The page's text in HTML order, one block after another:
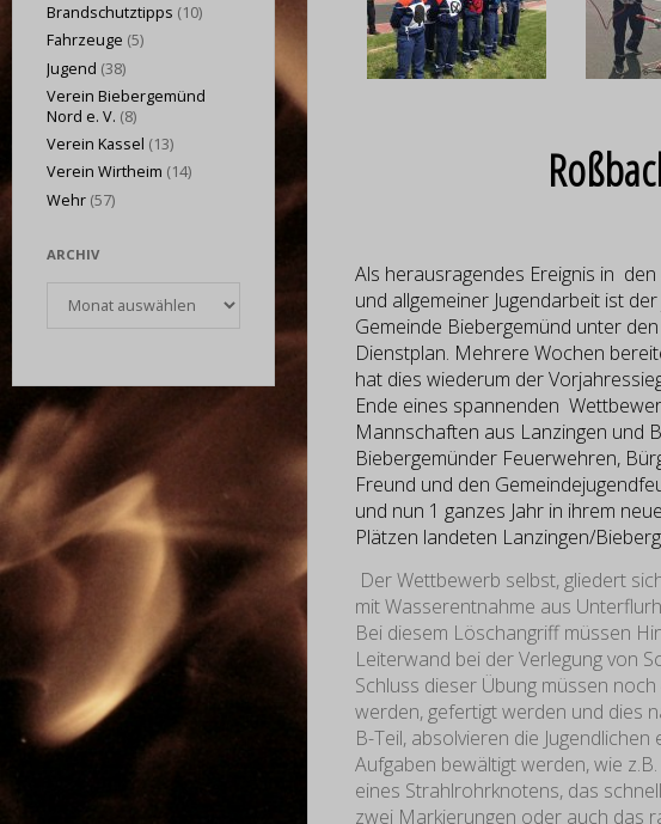
Als herausragendes Ereignis in
und allgemeiner Jugendarbeit ist
Gemeinde Biebergemünd unter
Dienstplan. Mehrere Wochen
hat dies wiederum der
Ende eines spannenden
Mannschaften aus Lanzingen und
Biebergemünder Feuerwehren,
Freund und den
und nun 1 ganzes Jahr in ihrem
Plätzen landeten Lanzingen/
Der Wettbewerb selbst, gliedert
mit Wasserentnahme aus
Bei diesem Löschangriff müssen
Leiterwand bei der Verlegung von
Schluss dieser Übung müssen
werden, gefertigt werden und dies
B-Teil, absolvieren die
Aufgaben bewältigt werden, wie
eines Strahlrohrknotens, das
zwei Markierungen oder auch das
Brandschutztipps (10)
Fahrzeuge (5)
Jugend (38)
Verein Biebergemünd
Nord e. V. (8)
Verein Kassel (13)
Verein Wirtheim (14)
Wehr (57)
ARCHIV